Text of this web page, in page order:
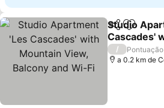
Partilhar
Studio
Cascades'
View,
Ver preços
/
a 0.2 km de